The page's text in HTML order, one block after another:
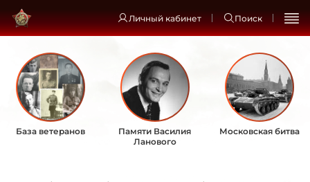
Личный кабинет Поиск
База ветеранов
Памяти Василия
Ланового
Московская битва